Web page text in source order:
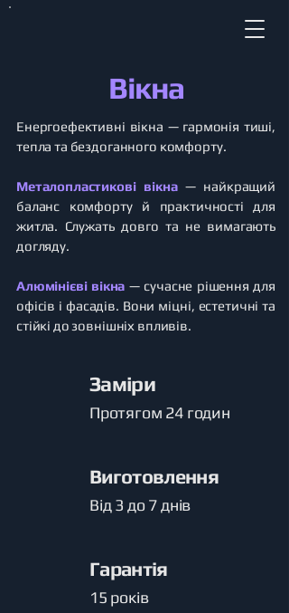
Вікна
Енергоефективні вікна — гармонія тиші,
тепла та бездоганного комфорту.
Металопластикові вікна— найкращий
баланс комфорту й практичності для
житла. Служать довго та не вимагають
догляду.
Алюмінієві вікна — сучасне рішення для
офісів і фасадів. Вони міцні, естетичні та
стійкі до зовнішніх впливів.
Заміри
Протягом 24 годин
Виготовлення
Від 3 до 7 днів
Гарантія
15 років